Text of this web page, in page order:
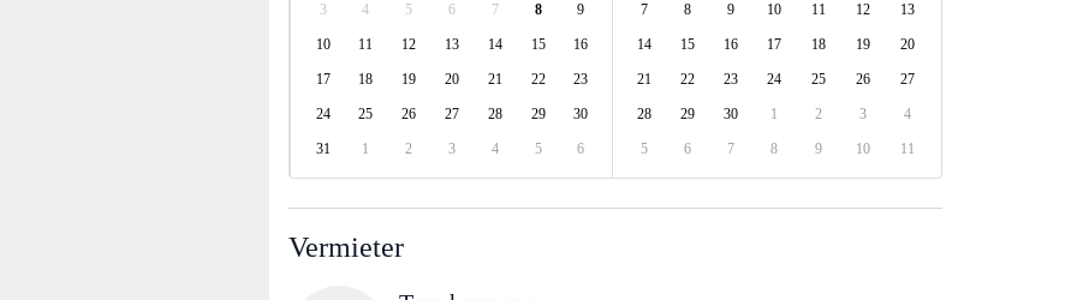
3 4 5 6 7 8 9
10 11 12 13 14 15 16
17 18 19 20 21 22 23
24 25 26 27 28 29 30
31 1 2 3 4 5 6
7 8 9 10 11 12 13
14 15 16 17 18 19 20
21 22 23 24 25 26 27
28 29 30 1 2 3 4
5 6 7 8 9 10 11
Vermieter